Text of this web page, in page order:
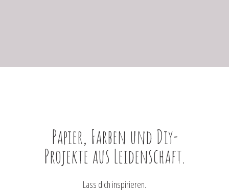
Papier, Farben und Diy-
Projekte aus Leidenschaft.
Lass dich inspirieren.